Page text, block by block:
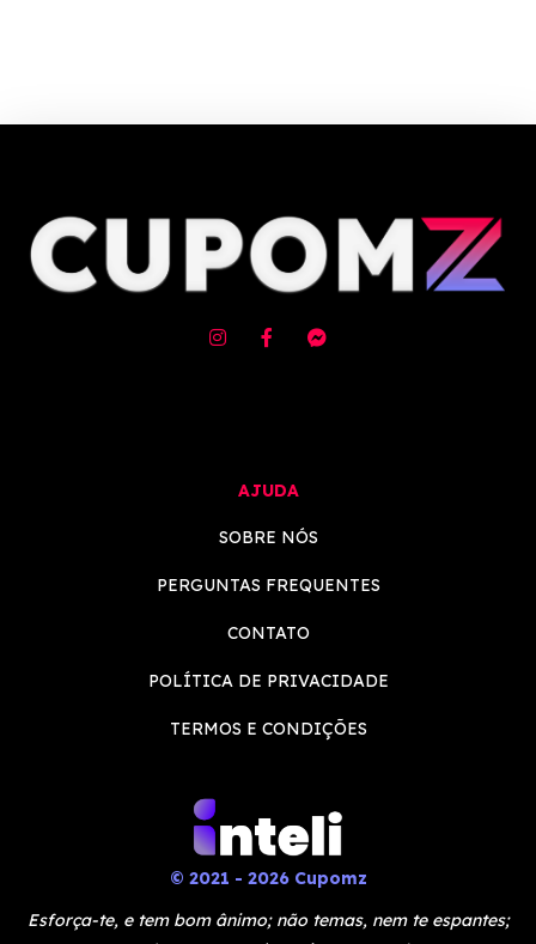
AJUDA
SOBRE NÓS
PERGUNTAS FREQUENTES
CONTATO
POLÍTICA DE PRIVACIDADE
TERMOS E CONDIÇÕES
© 2021 - 2026 Cupomz
Esforça-te, e tem bom ânimo; não temas, nem te espantes;